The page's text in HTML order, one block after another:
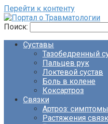
Перейти к контенту
Поиск:
Суставы
Тазобедренный
Пальцев рук
Локтевой сустав
Боль в колене
Коксартроз
Связки
Артроз:
Растяжения